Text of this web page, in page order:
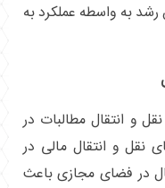
رشد به واسطه عملکرد به
و انتقال مطالبات در
نقل و انتقال مالی در
در فضای مجازی باعث